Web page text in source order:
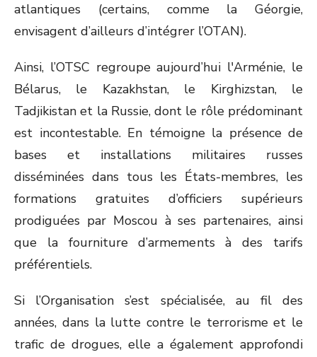
atlantiques (certains, comme la Géorgie,
envisagent d’ailleurs d’intégrer l’OTAN).
Ainsi, l’OTSC regroupe aujourd’hui l'Arménie, le
Bélarus, le Kazakhstan, le Kirghizstan, le
Tadjikistan et la Russie, dont le rôle prédominant
est incontestable. En témoigne la présence de
bases et installations militaires russes
disséminées dans tous les États-membres, les
formations gratuites d’officiers supérieurs
prodiguées par Moscou à ses partenaires, ainsi
que la fourniture d’armements à des tarifs
préférentiels.
Si l’Organisation s’est spécialisée, au fil des
années, dans la lutte contre le terrorisme et le
trafic de drogues, elle a également approfondi